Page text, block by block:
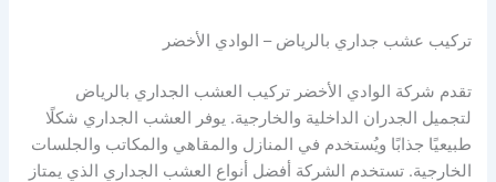
تركيب عشب جداري بالرياض – الوادي الأخضر
تقدم شركة الوادي الأخضر تركيب العشب الجداري بالرياض
لتجميل الجدران الداخلية والخارجية. يوفر العشب الجداري شكلًا
طبيعيًا جذابًا ويُستخدم في المنازل والمقاهي والمكاتب والجلسات
الخارجية. تستخدم الشركة أفضل أنواع العشب الجداري الذي يمتاز